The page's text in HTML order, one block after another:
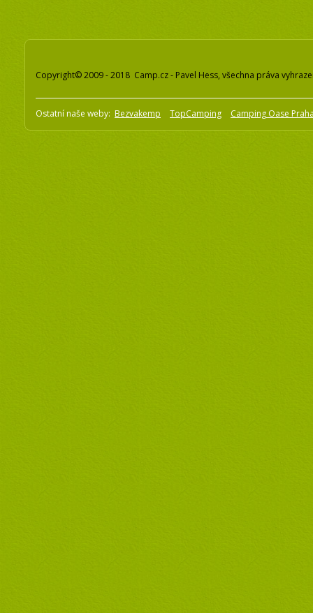
Copyright© 2009 - 2018 Camp.cz - Pavel Hess, všechna práva
Ostatní naše weby: Bezvakemp TopCamping Camping Oase